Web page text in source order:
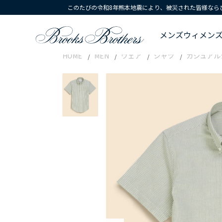
このたびの令和8年熊本地震により、被災された皆様な
メンズウィメン
HOME MEN ウェア シャツ カジュア